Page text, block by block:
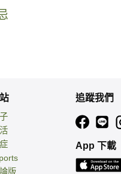
版
追蹤我們
App 下載